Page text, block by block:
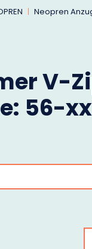
Neopren
V-
56-